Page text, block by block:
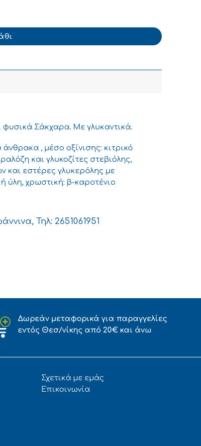
(5+1 Δώρο) ποσότητα
Σάκχαρα. Με γλυκαντικά.
, μέσο οξίνισης: κιτρικό
και γλυκοζίτες στεβιόλης,
και εστέρες γλυκερόλης με
ύλη, χρωστική: β-καροτένιο
Τηλ: 2651061951
Δωρεάν μεταφορικά για παραγγελίες
εντός Θεσ/νίκης από 20€ και άνω
Σχετικά με εμάς
Επικοινωνία